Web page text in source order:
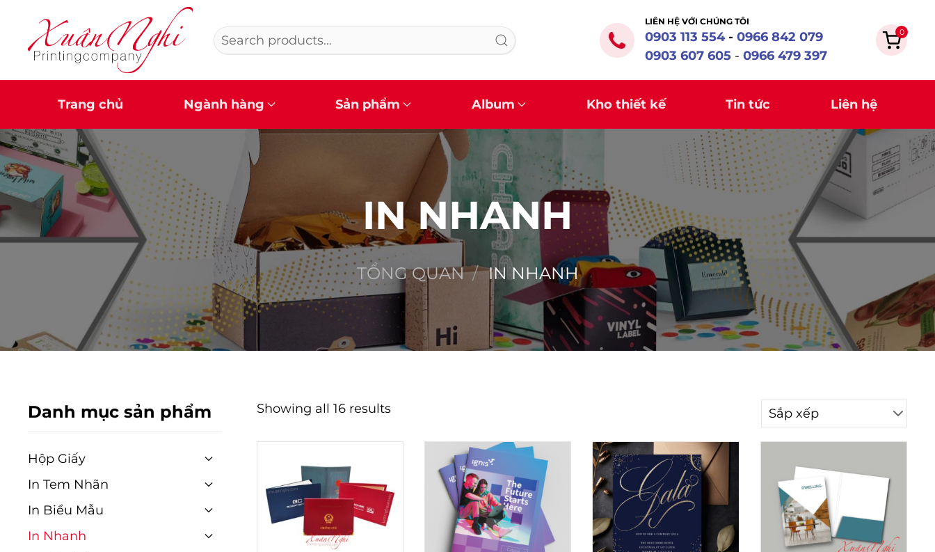
Skip to main content
Search
for:
LIÊN HỆ VỚI CHÚNG TÔI
0903 113 554- 0966 842 079
0903 607 605 - 0966 479 397
0
Trang chủ Ngành hàng Sản phẩm Album Kho thiết kế Tin tức Liên hệ
IN NHANH
TỔNG QUAN IN NHANH
Danh mục sản phẩm
Hộp Giấy
In Tem Nhãn
In Biểu Mẫu
In Nhanh
Showing all 16 results